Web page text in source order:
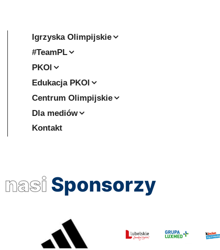
Igrzyska Olimpijskie
#TeamPL
PKOl
Edukacja PKOl
Centrum Olimpijskie
Dla mediów
Kontakt
nasi Sponsorzy